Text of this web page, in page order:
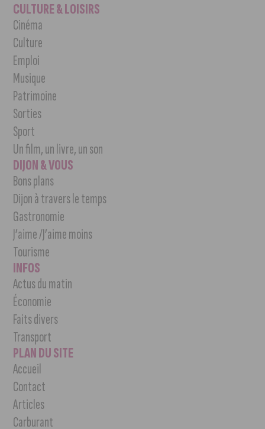
CULTURE & LOISIRS
Cinéma
Culture
Emploi
Musique
Patrimoine
Sorties
Sport
Un film, un livre, un son
DIJON & VOUS
Bons plans
Dijon à travers le temps
Gastronomie
J’aime /J’aime moins
Tourisme
INFOS
Actus du matin
Économie
Faits divers
Transport
PLAN DU SITE
Accueil
Contact
Articles
Carburant